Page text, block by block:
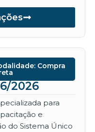
Compra
2026
para
e
do Sistema Único